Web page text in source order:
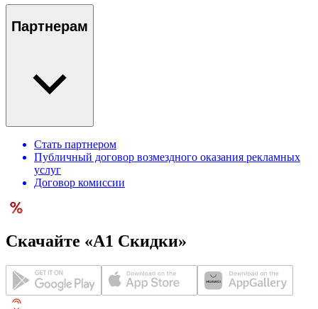
Партнерам
Стать партнером
Публичный договор возмездного оказания рекламных
услуг
Договор комиссии
Скачайте «А1 Скидки»